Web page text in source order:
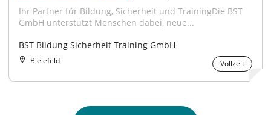
Ihr Partner für Bildung, Sicherheit und TrainingDie BST
GmbH unterstützt Menschen dabei, neue...
BST Bildung Sicherheit Training GmbH
Bielefeld Vollzeit